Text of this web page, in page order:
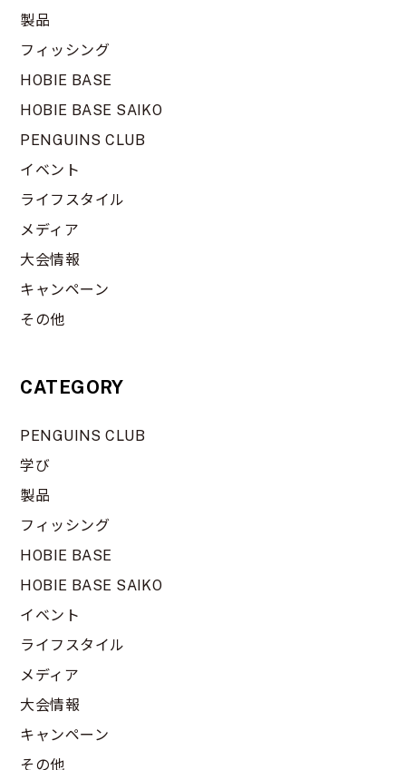
製品
フィッシング
HOBIE BASE
HOBIE BASE SAIKO
PENGUINS CLUB
イベント
ライフスタイル
メディア
大会情報
キャンペーン
その他
CATEGORY
PENGUINS CLUB
学び
製品
フィッシング
HOBIE BASE
HOBIE BASE SAIKO
イベント
ライフスタイル
メディア
大会情報
キャンペーン
その他